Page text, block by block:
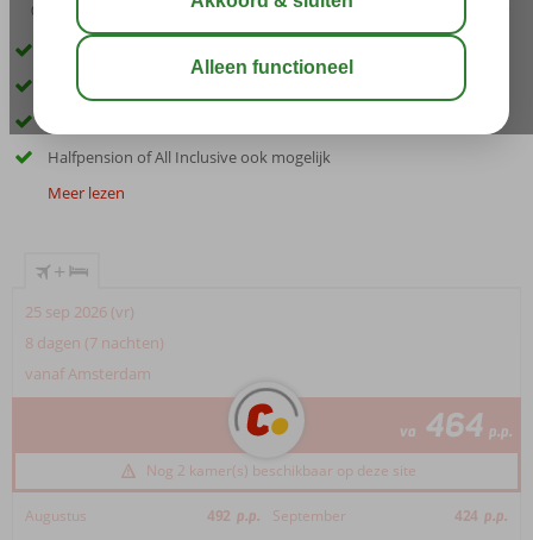
03:15 aug 30°C
Geweldige ligging met prachtig uitzicht
Heerlijke zwembaden
Halfpension of All Inclusive ook mogelijk
Meer lezen
+
25 sep 2026 (vr)
8 dagen (7 nachten)
vanaf Amsterdam
va 464 p.p.
Nog 2 kamer(s) beschikbaar op deze site
Augustus 492 p.p. September 424 p.p.